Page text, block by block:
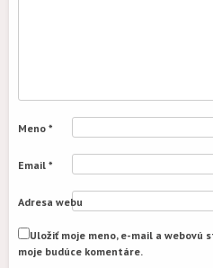
Meno *
Email *
Adresa webu
Uložiť moje meno, e-mail a
moje budúce komentáre.